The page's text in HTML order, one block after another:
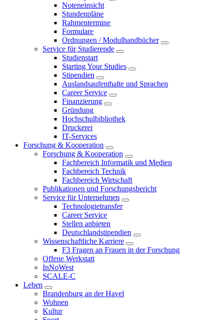
Noteneinsicht
Stundenpläne
Rahmentermine
Formulare
Ordnungen / Modulhandbücher
Service für Studierende
Studienstart
Starting Your Studies
Stipendien
Auslandsaufenthalte und Sprachen
Career Service
Finanzierung
Gründung
Hochschulbibliothek
Druckerei
IT-Services
Forschung & Kooperation
Forschung & Kooperation
Fachbereich Informatik und Medien
Fachbereich Technik
Fachbereich Wirtschaft
Publikationen und Forschungsbericht
Service für Unternehmen
Technologietransfer
Career Service
Stellen anbieten
Deutschlandstipendien
Wissenschaftliche Karriere
F3 Fragen an Frauen in der Forschung
Offene Werkstatt
InNoWest
SCALE-C
Leben
Brandenburg an der Havel
Wohnen
Kultur